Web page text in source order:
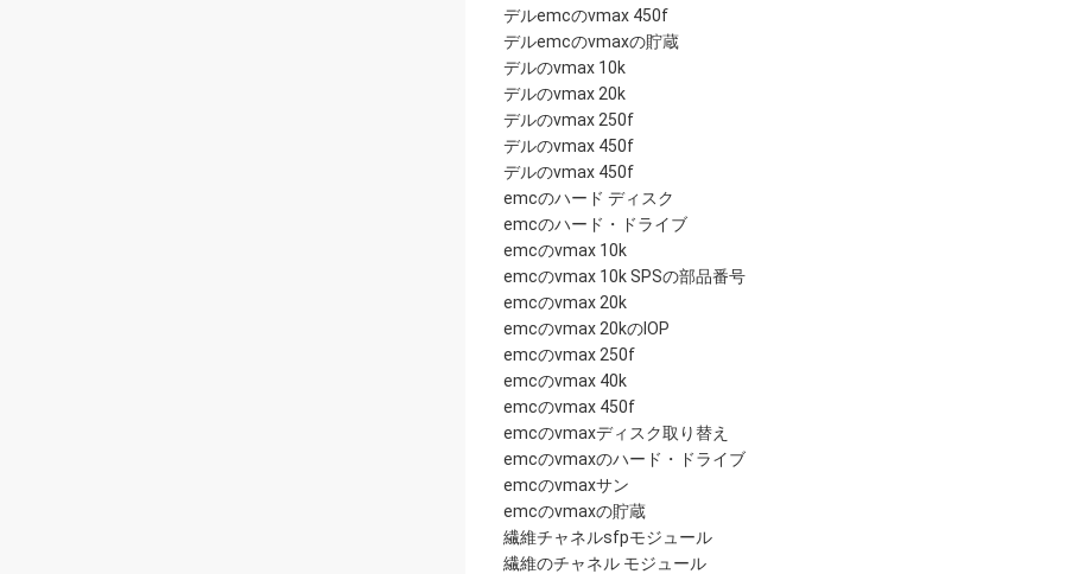
デルemcのvmax 450f
デルemcのvmaxの貯蔵
デルのvmax 10k
デルのvmax 20k
デルのvmax 250f
デルのvmax 450f
デルのvmax 450f
emcのハード ディスク
emcのハード・ドライブ
emcのvmax 10k
emcのvmax 10k SPSの部品番号
emcのvmax 20k
emcのvmax 20kのIOP
emcのvmax 250f
emcのvmax 40k
emcのvmax 450f
emcのvmaxディスク取り替え
emcのvmaxのハード・ドライブ
emcのvmaxサン
emcのvmaxの貯蔵
繊維チャネルsfpモジュール
繊維のチャネル モジュール